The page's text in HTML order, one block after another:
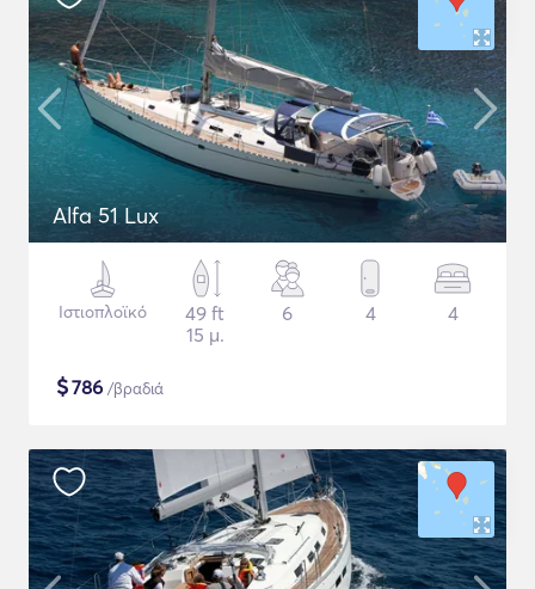
Alfa 51 Lux
Ιστιοπλοϊκό
49 ft
15 μ.
6 4 4
$786 /βραδιά